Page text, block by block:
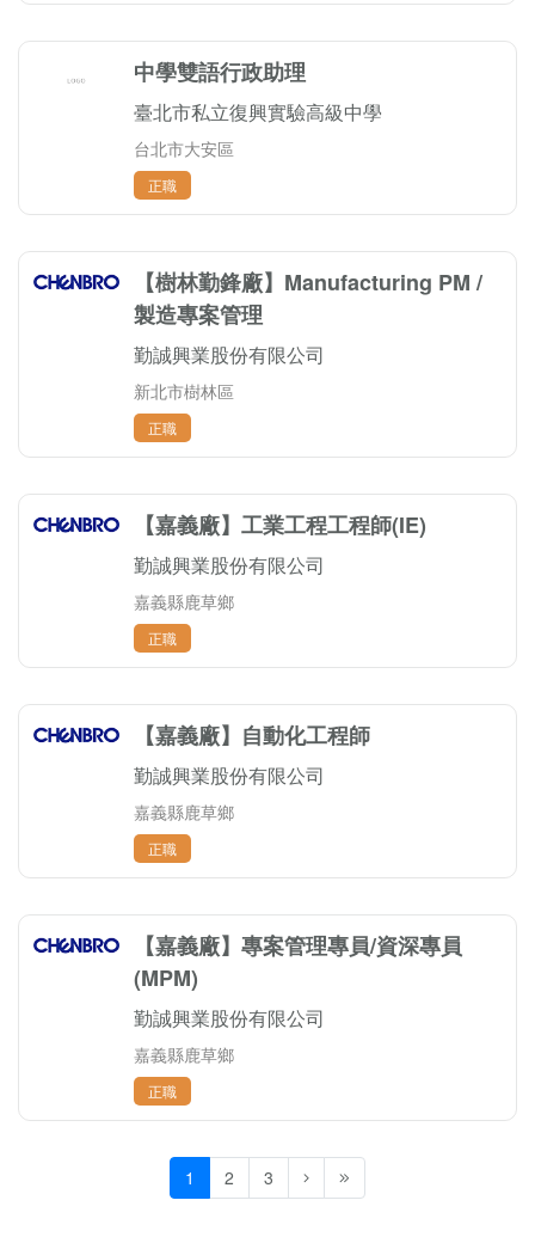
中學雙語行政助理
臺北市私立復興實驗高級中學
台北市大安區
正職
【樹林勤鋒廠】Manufacturing PM /
製造專案管理
勤誠興業股份有限公司
新北市樹林區
正職
【嘉義廠】工業工程工程師(IE)
勤誠興業股份有限公司
嘉義縣鹿草鄉
正職
【嘉義廠】自動化工程師
勤誠興業股份有限公司
嘉義縣鹿草鄉
正職
【嘉義廠】專案管理專員/資深專員
(MPM)
勤誠興業股份有限公司
嘉義縣鹿草鄉
正職
1 2 3